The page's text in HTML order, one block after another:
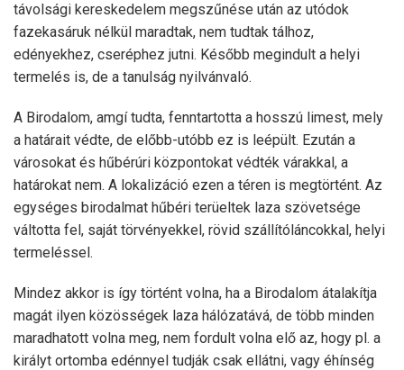
távolsági kereskedelem megszűnése után az utódok
fazekasáruk nélkül maradtak, nem tudtak tálhoz,
edényekhez, cseréphez jutni. Később megindult a helyi
termelés is, de a tanulság nyilvánvaló.
A Birodalom, amgí tudta, fenntartotta a hosszú limest, mely
a határait védte, de előbb-utóbb ez is leépült. Ezután a
városokat és hűbérúri központokat védték várakkal, a
határokat nem. A lokalizáció ezen a téren is megtörtént. Az
egységes birodalmat hűbéri terüeltek laza szövetsége
váltotta fel, saját törvényekkel, rövid szállítóláncokkal, helyi
termeléssel.
Mindez akkor is így történt volna, ha a Birodalom átalakítja
magát ilyen közösségek laza hálózatává, de több minden
maradhatott volna meg, nem fordult volna elő az, hogy pl. a
királyt ortomba edénnyel tudják csak ellátni, vagy éhínség